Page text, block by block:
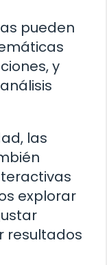
pueden
y
las
explorar
resultados